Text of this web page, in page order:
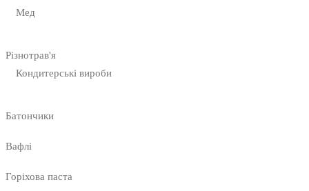
Мед
Різнотрав'я
Кондитерські вироби
Батончики
Вафлі
Горіхова паста